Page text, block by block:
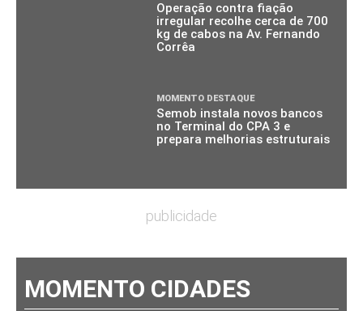
Operação contra fiação
irregular recolhe cerca de 700
kg de cabos na Av. Fernando
Corrêa
MOMENTO DESTAQUE
Semob instala novos bancos
no Terminal do CPA 3 e
prepara melhorias estruturais
publicidade
MOMENTO CIDADES